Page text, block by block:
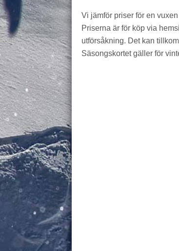
Vi jämför priser för en
Priserna är för köp via
utförsåkning. Det kan
Säsongskortet gäller för